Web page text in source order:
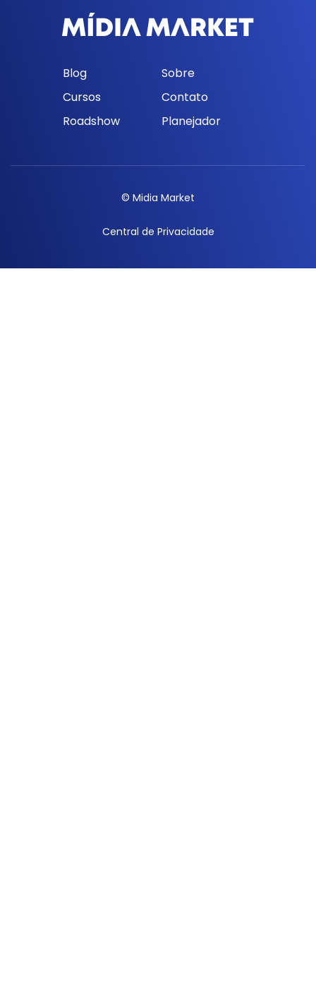
Blog
Sobre
Cursos
Contato
Roadshow
Planejador
© Midia Market
Central de Privacidade